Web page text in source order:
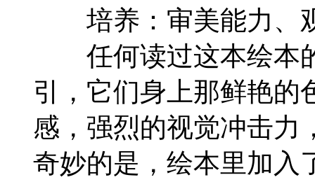
培养：审美能力、
任何读过这本绘本
引，它们身上那鲜艳的
感，强烈的视觉冲击力
奇妙的是，绘本里加